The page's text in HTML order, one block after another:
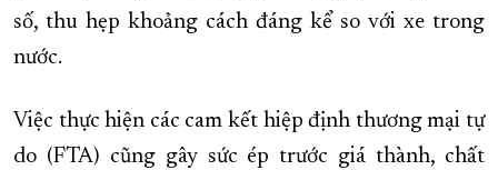
số, thu hẹp khoảng cách đáng kể so với xe trong
nước.
Việc thực hiện các cam kết hiệp định thương mại tự
do (FTA) cũng gây sức ép trước giá thành, chất